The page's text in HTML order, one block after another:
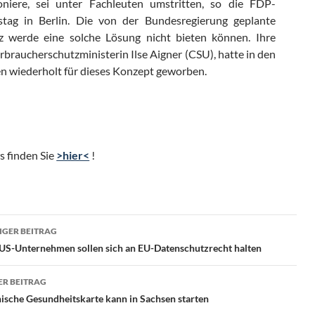
sei unter Fachleuten umstritten, so die FDP-
in Berlin. Die von der Bundesregierung geplante
werde eine solche Lösung nicht bieten können. Ihre
Ilse Aigner (CSU), hatte in den
wiederholt für dieses Konzept geworben.
finden Sie >hier< !
BEITRAG
Unternehmen sollen sich an EU-Datenschutzrecht halten
BEITRAG
Gesundheitskarte kann in Sachsen starten